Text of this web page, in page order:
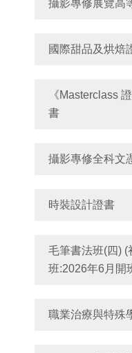
攝影專修展覽高
國際甜品及烘焙
《Masterclass
書
攝影專修全科文
時裝設計證書
毛筆書法班(四) (
班:2026年6月開
職業治療與特殊